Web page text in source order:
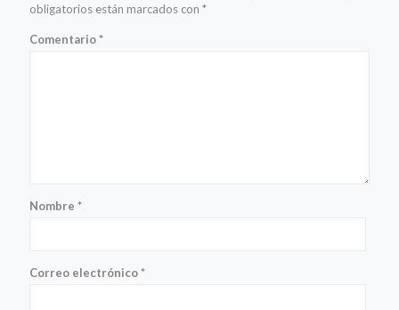
obligatorios están marcados con *
Comentario*
Nombre *
Correo electrónico*